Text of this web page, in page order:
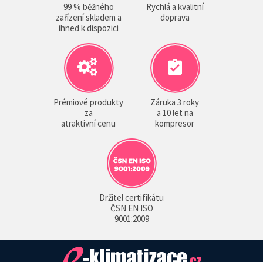
99 % běžného
zařízení skladem a
ihned k dispozici
Rychlá a kvalitní
doprava
Prémiové produkty
za
atraktivní cenu
Záruka 3 roky
a 10 let na
kompresor
Držitel certifikátu
ČSN EN ISO
9001:2009